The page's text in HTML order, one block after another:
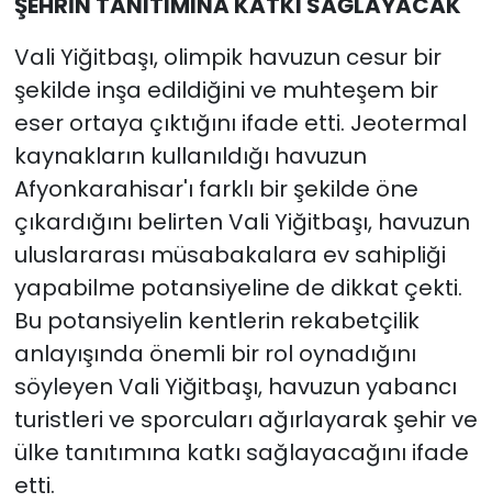
Vali Yiğitbaşı, olimpik havuzun cesur bir
şekilde inşa edildiğini ve muhteşem bir
eser ortaya çıktığını ifade etti. Jeotermal
kaynakların kullanıldığı havuzun
Afyonkarahisar'ı farklı bir şekilde öne
çıkardığını belirten Vali Yiğitbaşı, havuzun
uluslararası müsabakalara ev sahipliği
yapabilme potansiyeline de dikkat çekti.
Bu potansiyelin kentlerin rekabetçilik
anlayışında önemli bir rol oynadığını
söyleyen Vali Yiğitbaşı, havuzun yabancı
turistleri ve sporcuları ağırlayarak şehir ve
ülke tanıtımına katkı sağlayacağını ifade
etti.